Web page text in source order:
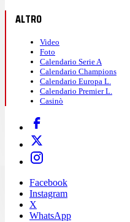
ALTRO
Video
Foto
Calendario Serie A
Calendario Champions
Calendario Europa L.
Calendario Premier L.
Casinò
Facebook
Instagram
X
WhatsApp